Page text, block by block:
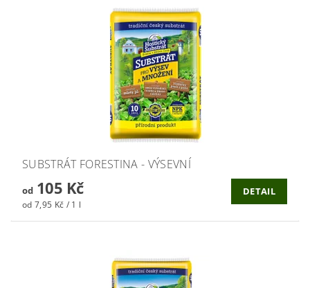
SUBSTRÁT FORESTINA - VÝSEVNÍ
od105 Kč
od 7,95 Kč / 1 l
DETAIL